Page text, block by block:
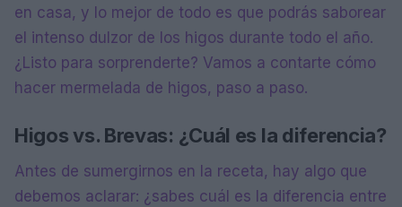
en casa, y lo mejor de todo es que podrás saborear
el intenso dulzor de los higos durante todo el año.
¿Listo para sorprenderte? Vamos a contarte cómo
hacer mermelada de higos, paso a paso.
Higos vs. Brevas: ¿Cuál es la diferencia?
Antes de sumergirnos en la receta, hay algo que
debemos aclarar: ¿sabes cuál es la diferencia entre